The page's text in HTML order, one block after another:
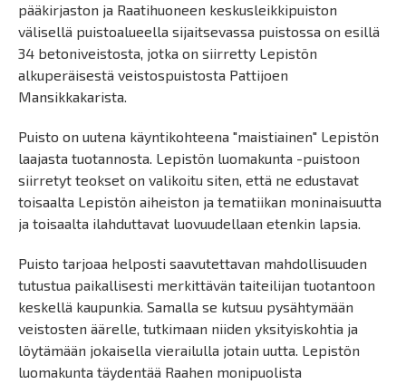
pääkirjaston ja Raatihuoneen keskusleikkipuiston
välisellä puistoalueella sijaitsevassa puistossa on esillä
34 betoniveistosta, jotka on siirretty Lepistön
alkuperäisestä veistospuistosta Pattijoen
Mansikkakarista.
Puisto on uutena käyntikohteena "maistiainen" Lepistön
laajasta tuotannosta. Lepistön luomakunta -puistoon
siirretyt teokset on valikoitu siten, että ne edustavat
toisaalta Lepistön aiheiston ja tematiikan moninaisuutta
ja toisaalta ilahduttavat luovuudellaan etenkin lapsia.
Puisto tarjoaa helposti saavutettavan mahdollisuuden
tutustua paikallisesti merkittävän taiteilijan tuotantoon
keskellä kaupunkia. Samalla se kutsuu pysähtymään
veistosten äärelle, tutkimaan niiden yksityiskohtia ja
löytämään jokaisella vierailulla jotain uutta. Lepistön
luomakunta täydentää Raahen monipuolista